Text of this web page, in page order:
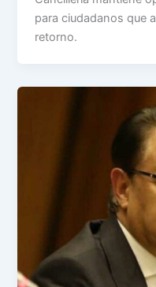
para ciudadanos que
retorno.